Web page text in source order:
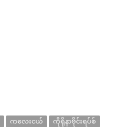
ကလေးငယ် ကိုရိုနာဗိုင်းရပ်စ်